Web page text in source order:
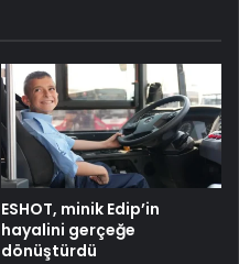
ESHOT, minik Edip’in
hayalini gerçeğe
dönüştürdü